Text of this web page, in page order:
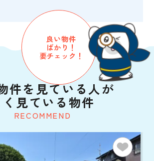
RECOMMEND
件を見ている人が
く見ている物件
良い物件
ばかり！
要チェック！